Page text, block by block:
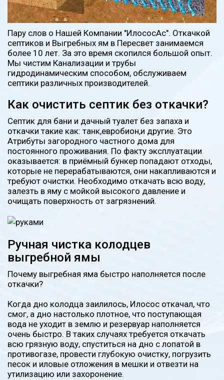
Пару слов о Нашей Компании "ИлососАс". Откачкой
септиков и Выгребных ям в Пересвет занимаемся
более 10 лет. За это время скопился большой опыт.
Мы чистим Канализации и трубы
гидродинамическим способом, обслуживаем
септики различных производителей.
Как очистить септик без откачки?
Септик для бани и дачный туалет без запаха и
откачки такие как: танк,евробион,и другие. Это
Атрибуты загородного частного дома для
постоянного проживания. По факту эксплуатации
оказывается: в приёмный бункер попадают отходы,
которые не перерабатываются, они накапливаются и
требуют очистки. Необходимо откачать всю воду,
залезть в яму с мойкой высокого давление и
очищать поверхность от загрязнений.
Ручная чистка колодцев
выгребной ямы
Почему выгребная яма быстро наполняется после
откачки?
Когда дно колодца заилилось, Илосос откачал, что
смог, а дно настолько плотное, что поступающая
вода не уходит в землю и резервуар наполняется
очень быстро. В таких случаях требуется откачать
всю грязную воду, спуститься на дно с лопатой в
противогазе, провести глубокую очистку, погрузить
песок и иловые отложения в мешки и отвезти на
утилизацию или захоронение.